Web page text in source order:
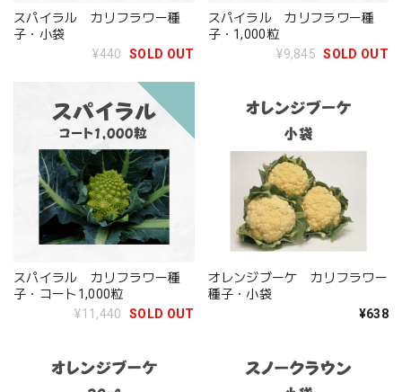
スパイラル カリフラワー種
子・小袋
¥440
SOLD OUT
スパイラル カリフラワー種
子・1,000粒
¥9,845 SOLD OUT
スパイラル カリフラワー種
子・コート1,000粒
¥11,440
SOLD OUT
オレンジブーケ カリフラワー
種子・小袋
¥638